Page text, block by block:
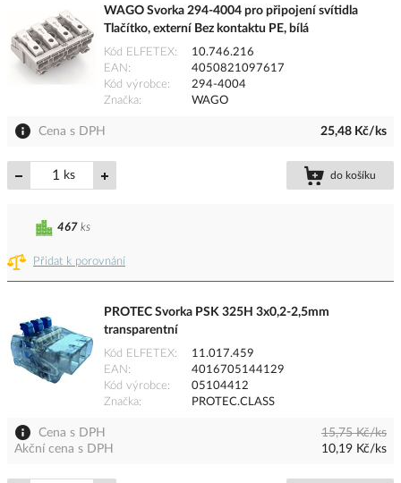
WAGO Svorka 294-4004 pro připojení svítidla
Tlačítko, externí Bez kontaktu PE, bílá
Kód ELFETEX
10.746.216
EAN
4050821097617
Kód výrobce
294-4004
Značka
WAGO
Cena s DPH 25,48 Kč/ks
ks do košíku
Přidat k porovnání
467 ks
PROTEC Svorka PSK 325H 3x0,2-2,5mm
transparentní
Kód ELFETEX
11.017.459
EAN
4016705144129
Kód výrobce
05104412
Značka
PROTEC.CLASS
Cena s DPH
15,75 Kč/ks
Akční cena s DPH
10,19 Kč/ks